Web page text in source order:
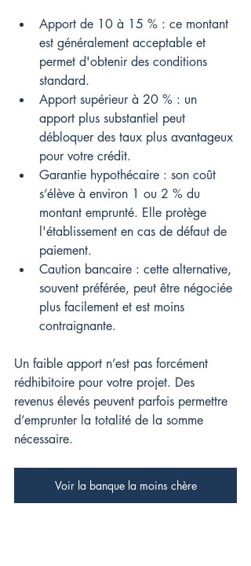
Apport de 10 à 15 % : ce montant
est généralement acceptable et
permet d'obtenir des conditions
standard.
Apport supérieur à 20 % : un
apport plus substantiel peut
débloquer des taux plus avantageux
pour votre crédit.
Garantie hypothécaire : son coût
s’élève à environ 1 ou 2 % du
montant emprunté. Elle protège
l'établissement en cas de défaut de
paiement.
Caution bancaire : cette alternative,
souvent préférée, peut être négociée
plus facilement et est moins
contraignante.
Un faible apport n’est pas forcément
rédhibitoire pour votre projet. Des
revenus élevés peuvent parfois permettre
d’emprunter la totalité de la somme
nécessaire.
Voir la banque la moins chère